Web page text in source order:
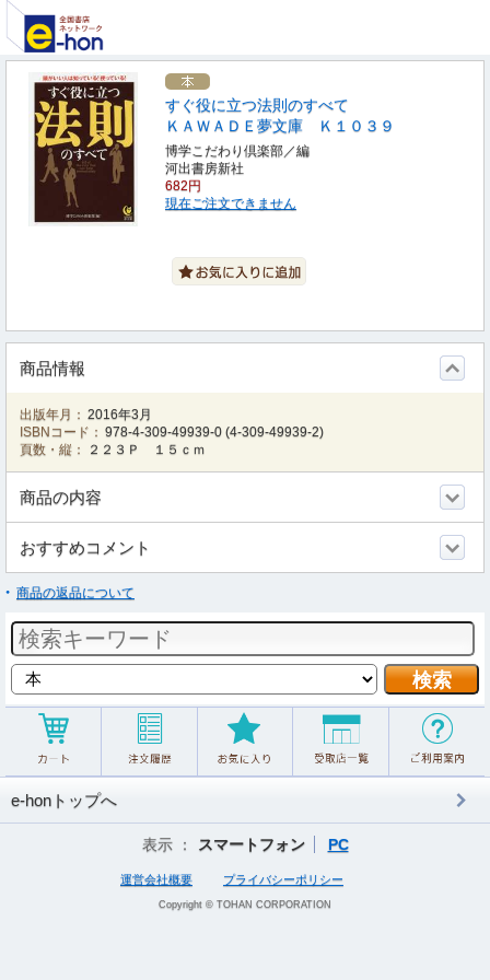
すぐ役に立つ法則のすべて
ＫＡＷＡＤＥ夢文庫 Ｋ１０３９
博学こだわり倶楽部／編
河出書房新社
682円
現在ご注文できません
商品情報
出版年月： 2016年3月
ISBNコード： 978-4-309-49939-0 (4-309-49939-2)
頁数・縦：
２２３Ｐ １５ｃｍ
商品の内容
おすすめコメント
商品の返品について
e-honトップへ
表示 ： スマートフォン PC
運営会社概要 プライバシーポリシー
Copyright © TOHAN CORPORATION